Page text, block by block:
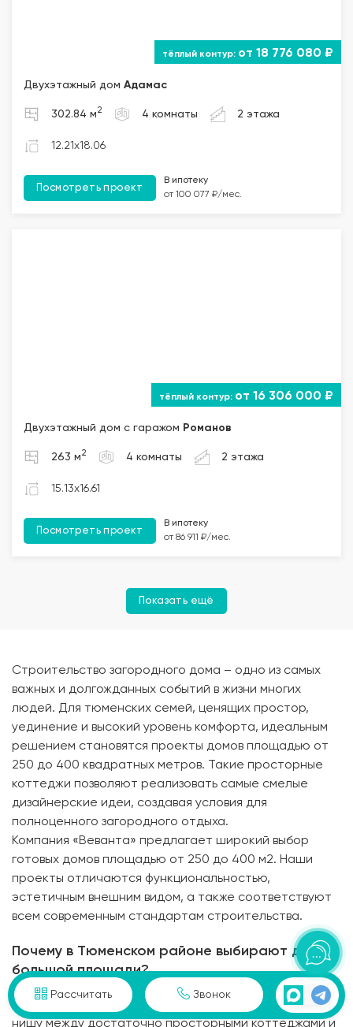
Рассчитать Звонок
от 18 776 080 ₽
Двухэтажный дом Адамас
302.84 м 2 4 комнаты 2 этажа
12.21x18.06
Посмотреть проект
В ипотеку
от 100 077 ₽/мес.
от 16 306 000 ₽
Двухэтажный дом с гаражом Романов
263 м 2 4 комнаты 2 этажа
15.13x16.61
Посмотреть проект
В ипотеку
от 86 911 ₽/мес.
Показать ещё
Строительство загородного дома – одно из самых
важных и долгожданных событий в жизни многих
людей. Для тюменских семей, ценящих простор,
уединение и высокий уровень комфорта, идеальным
решением становятся проекты домов площадью от
250 до 400 квадратных метров. Такие просторные
коттеджи позволяют реализовать самые смелые
дизайнерские идеи, создавая условия для
полноценного загородного отдыха.
Компания «Веванта» предлагает широкий выбор
готовых домов площадью от 250 до 400 м2. Наши
проекты отличаются функциональностью,
эстетичным внешним видом, а также соответствуют
всем современным стандартам строительства.
Почему в Тюменском районе выбирают дома
большой площади?
Дома площадью 250-400 м2 занимают оптимальную
нишу между достаточно просторными коттеджами и